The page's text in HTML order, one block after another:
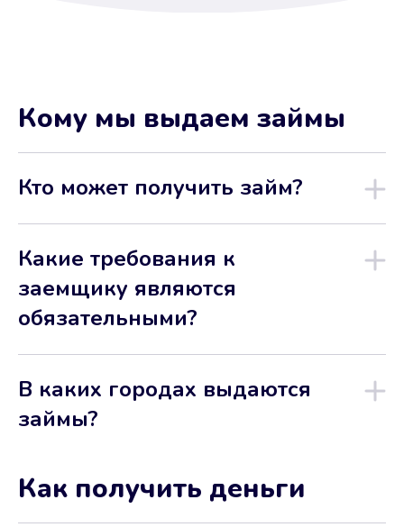
Кому мы выдаем займы
Кто может получить займ?
Какие требования к
заемщику являются
обязательными?
В каких городах выдаются
займы?
Как получить деньги